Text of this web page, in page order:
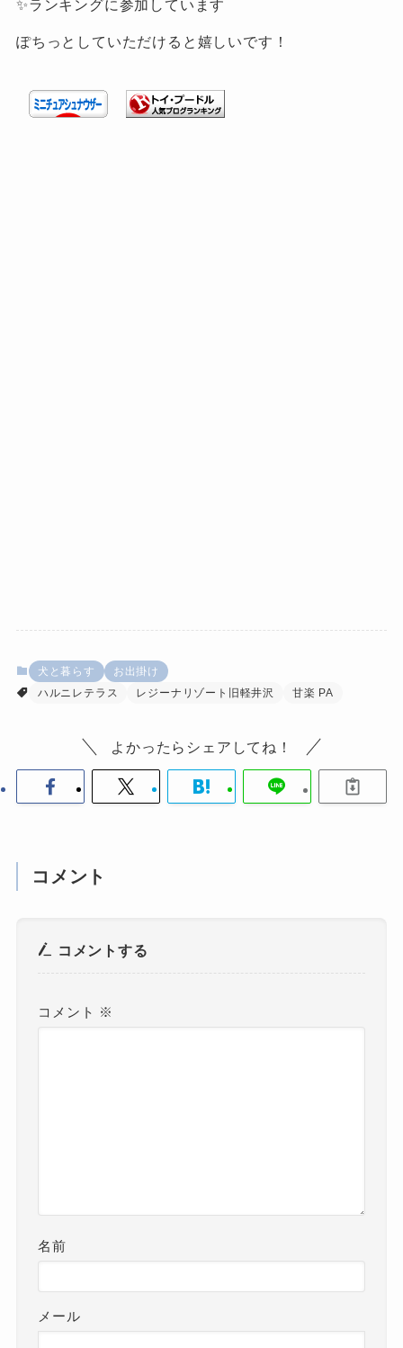
✨ランキングに参加しています
ぽちっとしていただけると嬉しいです！
犬と暮らす
お出掛け
ハルニレテラス
レジーナリゾート旧軽井沢 甘楽 PA
よかったらシェアしてね！
コメント
コメントする
コメント ※
名前
メール